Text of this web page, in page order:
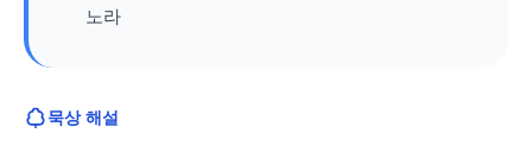
노라
묵상 해설